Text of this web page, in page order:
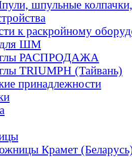
шпульные
к раскройному
ШМ
РАСПРОДАЖА
TRIUMPH (Тайвань)
принадлежности
Крамет